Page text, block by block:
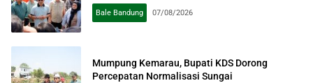
Bale Bandung 07/08/2026
Mumpung Kemarau, Bupati KDS Dorong
Percepatan Normalisasi Sungai